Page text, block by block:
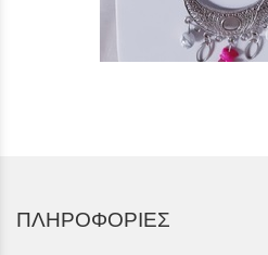
ΠΛΗΡΟΦΟΡΙΕΣ